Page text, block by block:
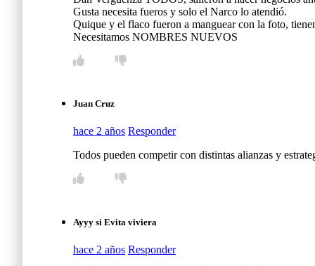
Gusta necesita fueros y solo el Narco lo atendió.
Quique y el flaco fueron a manguear con la foto,
Necesitamos NOMBRES NUEVOS
Juan Cruz
hace 2 años Responder
Todos pueden competir con distintas alianzas y
Ayyy si Evita viviera
hace 2 años Responder